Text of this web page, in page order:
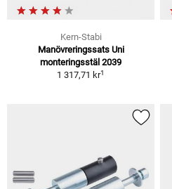
Kern-Stabi
Manövreringssats Uni
monteringsstäl 2039
1 317,71 kr1